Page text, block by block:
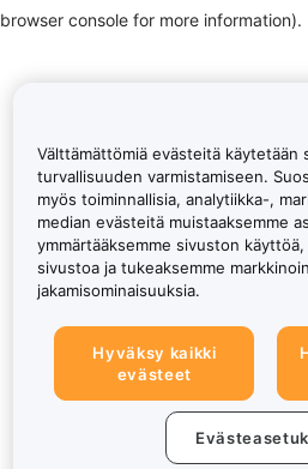
browser console for more information).
Välttämättömiä evästeitä käytetään
turvallisuuden varmistamiseen.
myös toiminnallisia, analytiikka-,
median evästeitä muistaaksemme
ymmärtääksemme sivuston
sivustoa ja tukeaksemme
jakamisominaisuuksia.
Hyväksy kaikki
evästeet